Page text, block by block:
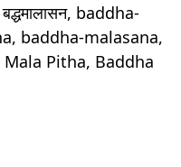
baddha-
baddha-malasana,
Pitha, Baddha